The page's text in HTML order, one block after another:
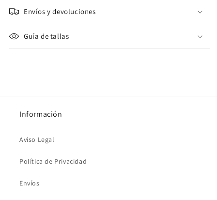
geranio
marfil)
geranio
marfil)
Envíos y devoluciones
Guía de tallas
Información
Aviso Legal
Política de Privacidad
Envíos